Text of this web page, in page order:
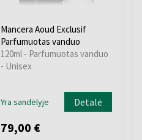
Mancera Aoud Exclusif
Parfumuotas vanduo
120ml - Parfumuotas vanduo
- Unisex
Yra sandėlyje Detalė
79,00 €